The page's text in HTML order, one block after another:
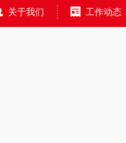
关于我们 工作动态